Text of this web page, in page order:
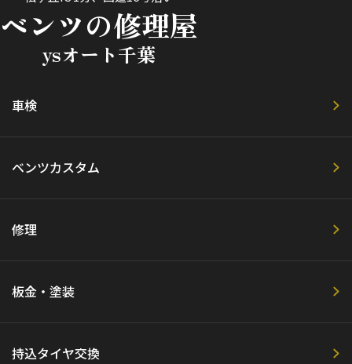
ベンツの修理屋
ysオート千葉
車検
ベンツカスタム
修理
板金・塗装
持込タイヤ交換